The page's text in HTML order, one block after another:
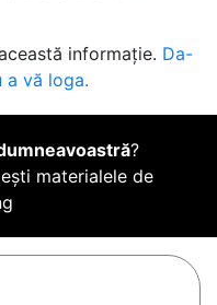
informație. Da-
vă loga.
?
materialele de